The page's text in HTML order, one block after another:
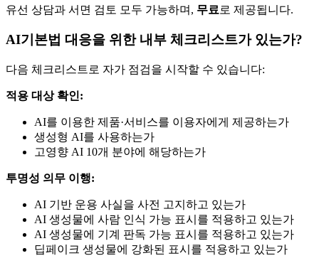
유선 상담과 서면 검토 모두 가능하며, 무료 로 제공됩니다.
AI기본법 대응을 위한 내부 체크리스트가 있는가?
다음 체크리스트로 자가 점검을 시작할 수 있습니다:
적용 대상 확인:
AI를 이용한 제품·서비스를 이용자에게 제공하는가
생성형 AI를 사용하는가
고영향 AI 10개 분야에 해당하는가
투명성 의무 이행:
AI 기반 운용 사실을 사전 고지하고 있는가
AI 생성물에 사람 인식 가능 표시를 적용하고 있는가
AI 생성물에 기계 판독 가능 표시를 적용하고 있는가
딥페이크 생성물에 강화된 표시를 적용하고 있는가